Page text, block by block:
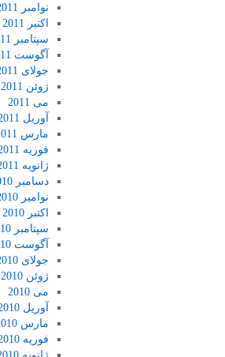
نوامبر 2011
اکتبر 2011
سپتامبر 2011
آگوست 2011
جولای 2011
ژوئن 2011
می 2011
آوریل 2011
مارس 2011
فوریه 2011
ژانویه 2011
دسامبر 2010
نوامبر 2010
اکتبر 2010
سپتامبر 2010
آگوست 2010
جولای 2010
ژوئن 2010
می 2010
آوریل 2010
مارس 2010
فوریه 2010